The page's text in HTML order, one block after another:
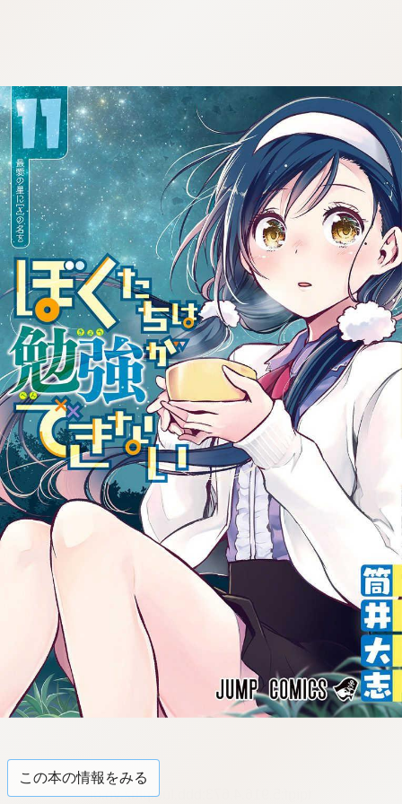
tqigf:5.916.4.673:bbb.ludtpluz.vn.oi
tqigf:5.916.4.673:bbb.ludtpluz.vn.oi tqigf:5.916.4.673:bbb.ludtpluz.vn.oi
この本の情報をみる